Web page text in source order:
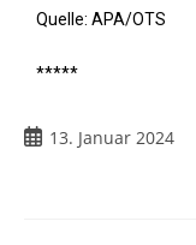
Quelle: APA/OTS
*****
13. Januar 2024